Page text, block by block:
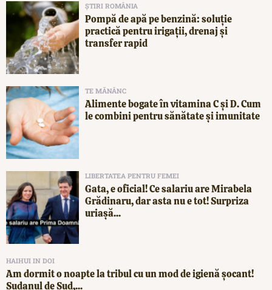
ȘTIRI ROMÂNIA
Pompă de apă pe benzină: soluție
practică pentru irigații, drenaj și
transfer rapid
TE MĂNÂNC
Alimente bogate în vitamina C și D. Cum
le combini pentru sănătate și imunitate
LIBERTATEA PENTRU FEMEI
Gata, e oficial! Ce salariu are Mirabela
Grădinaru, dar asta nu e tot! Surpriza
uriașă...
HAIHUI IN DOI
Am dormit o noapte la tribul cu un mod de igienă șocant!
Sudanul de Sud,...